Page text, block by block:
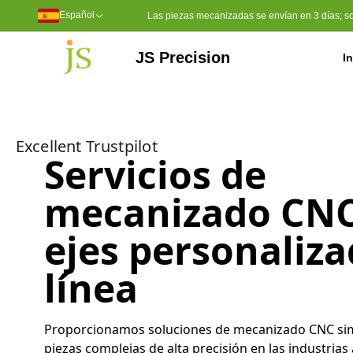
Español Las piezas mecanizadas se envían en 3 días;
JS Precision
Excellent Trustpilot
Servicios de
mecanizado
ejes
línea
Proporcionamos soluciones de mecanizado CNC
piezas complejas de alta precisión en las industrias